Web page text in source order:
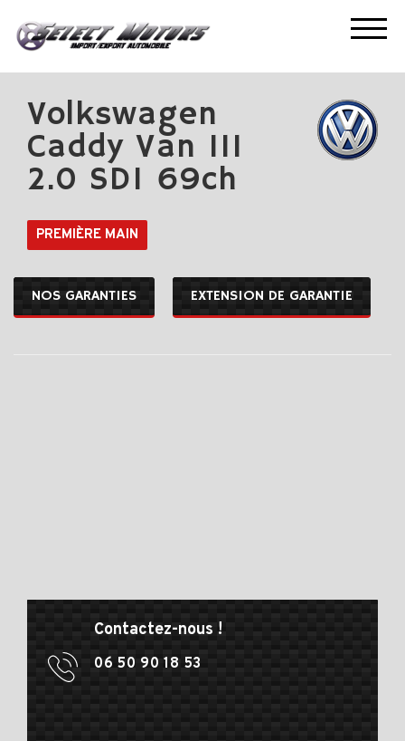
ACCUEIL
NOS OCCASIONS
VOLKSWAGEN CADDY VAN III 2.0 SDI 69CH
Volkswagen
Caddy Van III
2.0 SDI 69ch
PREMIÈRE MAIN
NOS GARANTIES EXTENSION DE GARANTIE
Contactez-nous !
06 50 90 18 53